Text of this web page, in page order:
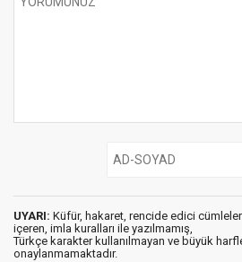
UYARI: Küfür, hakaret, rencide edici cümleler
içeren, imla kuralları ile yazılmamış,
Türkçe karakter kullanılmayan ve büyük
onaylanmamaktadır.